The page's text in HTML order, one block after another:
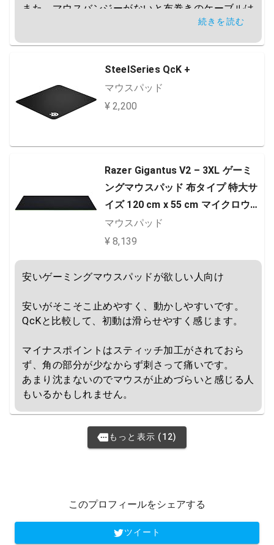
また、マウスバンジーがないと布巻きのケーブルは
続きを読む
SteelSeries QcK +
マウスパッド
¥ 2,200
Razer Gigantus V2 – 3XL ゲーミ
ングマウスパッド 布タイプ 特大サ
イズ 120 cm x 55 cm マイクロウェ
ーブクロス 【日本正規代理店保証
品】 RZ02-03330500-R3M1
マウスパッド
¥ 8,139
安いゲーミングマウスパッドが欲しい人向け
安いがそこそこ止めやすく、動かしやすいです。
QcKと比較して、初動は滑らせやすく感じます。
マイナスポイントはスティッチ加工がされておら
ず、角の部分が少なからず刺さって痛いです。
あまり沈まないのでマウスが止めづらいと感じる人
もいるかもしれません。
もっと表示 (12)
このプロフィールをシェアする
ツイート